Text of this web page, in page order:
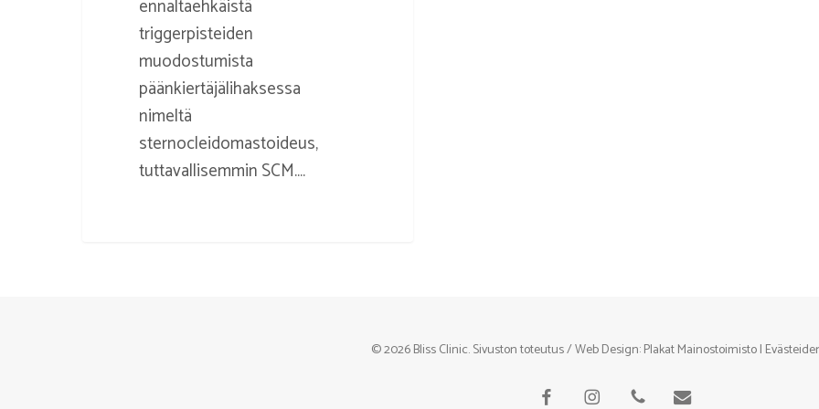
ennaltaehkäistä
triggerpisteiden
muodostumista
päänkiertäjälihaksessa
nimeltä
sternocleidomastoideus,
tuttavallisemmin SCM.…
© 2026 Bliss Clinic. Sivuston toteutus / Web Design:Plakat Mainostoimisto|
facebookinstagramphone email